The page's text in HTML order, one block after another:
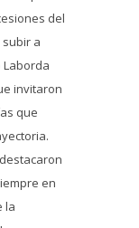
del
a
Laborda
invitaron
que
en
la